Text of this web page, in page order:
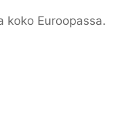
koko Euroopassa.